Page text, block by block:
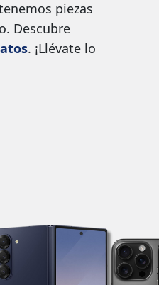
piezas
Descubre
. ¡Llévate lo